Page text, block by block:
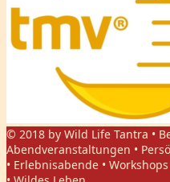
© 2018 by Wild Life Tantra •
Abendveranstaltungen •
• Erlebnisabende •